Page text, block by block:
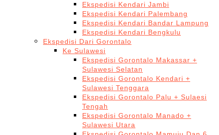
Ekspedisi Kendari Jambi
Ekspedisi Kendari Palembang
Ekspedisi Kendari Bandar Lampung
Ekspedisi Kendari Bengkulu
Ekspedisi Dari Gorontalo
Ke Sulawesi
Ekspedisi Gorontalo Makassar +
Sulawesi Selatan
Ekspedisi Gorontalo Kendari +
Sulawesi Tenggara
Ekspedisi Gorontalo Palu + Sulaesi
Tengah
Ekspedisi Gorontalo Manado +
Sulawesi Utara